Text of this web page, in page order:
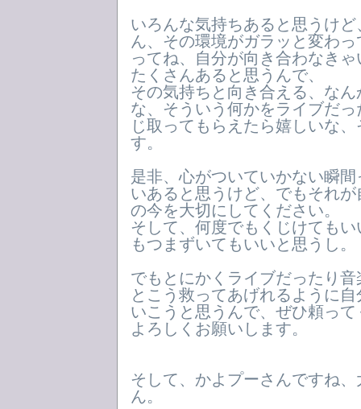
いろんな気持ちあると思うけ
ん、その環境がガラッと変わ
ってね、自分が向き合わなき
たくさんあると思うんで、
その気持ちと向き合える、な
な、そういう何かをライブだ
じ取ってもらえたら嬉しいな
す。
是非、心がついていかない瞬
いあると思うけど、でもそれ
の今を大切にしてください。
そして、何度でもくじけても
もつまずいてもいいと思うし。
でもとにかくライブだったり
とこう救ってあげれるように
いこうと思うんで、ぜひ頼っ
よろしくお願いします。
そして、かよプーさんですね
ん。